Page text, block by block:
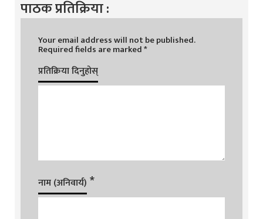
पाठक प्रतिक्रिया :
Your email address will not be published.
Required fields are marked*
प्रतिक्रिया दिनुहोस्
नाम (अनिवार्य) *